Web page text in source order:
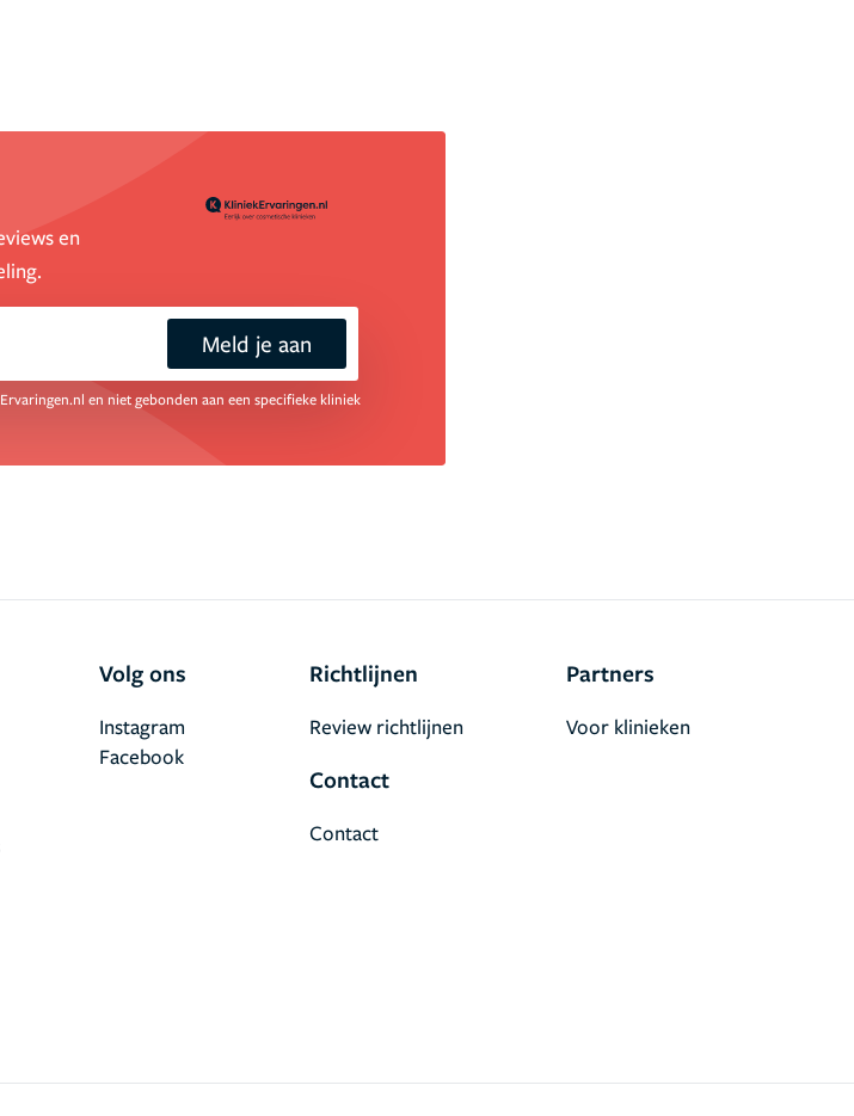
en
Meld je aan
en niet gebonden aan een specifieke kliniek
Volg ons
Facebook
Instagram
Richtlijnen
Review richtlijnen
Contact
Contact
Partners
Voor klinieken